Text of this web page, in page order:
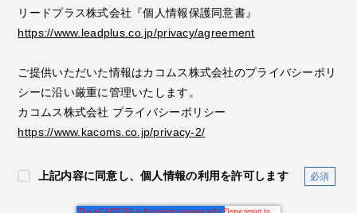
リードプラス株式会社『個人情報保護同意書』
https://www.leadplus.co.jp/privacy/agreement
ご提供いただいた情報はカコムス株式会社のプライバシーポリ
シーに沿い厳重に管理いたします。
カコムス株式会社 プライバシーポリシー
https://www.kacoms.co.jp/privacy-2/
上記内容に同意し、個人情報の利用を許可します